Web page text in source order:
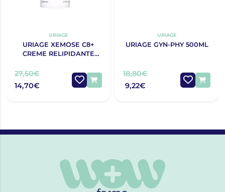
URIAGE
URIAGE XEMOSE C8+
CREME RELIPIDANTE
27,50€
14,70€
URIAGE
URIAGE GYN-PHY 500ML
18,80€
9,22€